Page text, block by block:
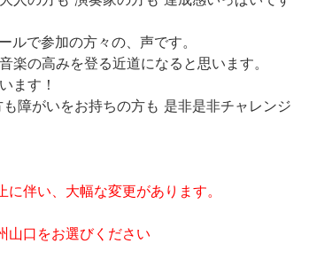
で参加の方々の、声です。
楽の高みを登る近道になると思います。
ます！
障がいをお持ちの方も 是非是非チャレンジ
伴い、大幅な変更があります。
山口をお選びください